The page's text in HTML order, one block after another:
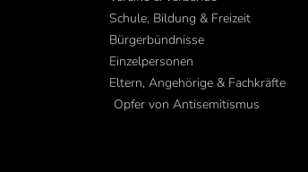
Schule, Bildung & Freizeit
Bürgerbündnisse
Einzelpersonen
Eltern, Angehörige & Fachkräfte
Opfer von Antisemitismus